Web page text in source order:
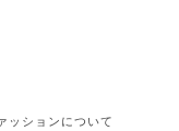
ションについて